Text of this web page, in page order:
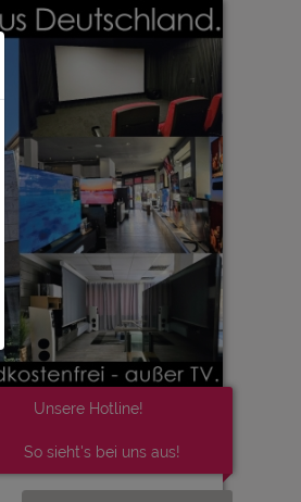
Unsere Hotline!
So sieht's bei uns aus!